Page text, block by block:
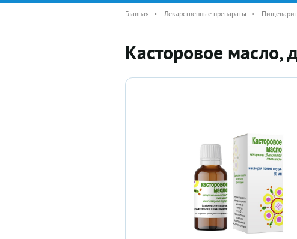
Главная • Лекарственные препараты •
Касторовое масло,